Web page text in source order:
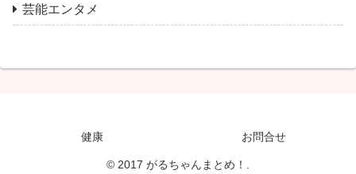
芸能エンタメ
健康 お問合せ
© 2017 がるちゃんまとめ！.